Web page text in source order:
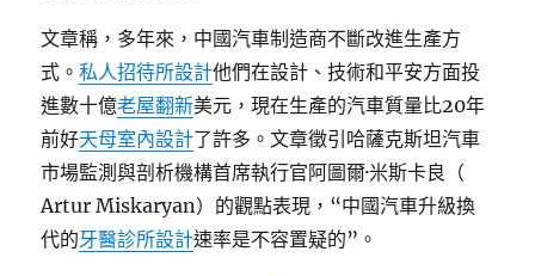
文章稱，多年來，中國汽車制造商不斷改進生產方
式。私人招待所設計他們在設計、技術和平安方面投
進數十億老屋翻新美元，現在生產的汽車質量比20年
前好天母室內設計了許多。文章徵引哈薩克斯坦汽車
市場監測與剖析機構首席執行官阿圖爾·米斯卡良（
Artur Miskaryan）的觀點表現，“中國汽車升級換
代的牙醫診所設計速率是不容置疑的”。